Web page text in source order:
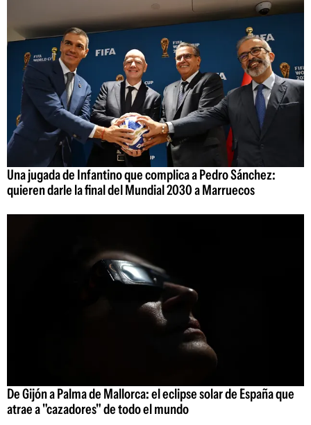
Una jugada de Infantino que complica a Pedro Sánchez:
quieren darle la final del Mundial 2030 a Marruecos
De Gijón a Palma de Mallorca: el eclipse solar de España que
atrae a "cazadores" de todo el mundo